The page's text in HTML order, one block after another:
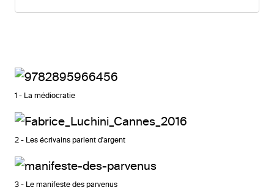
1 - La médiocratie
2 - Les écrivains parlent d'argent
3 - Le manifeste des parvenus